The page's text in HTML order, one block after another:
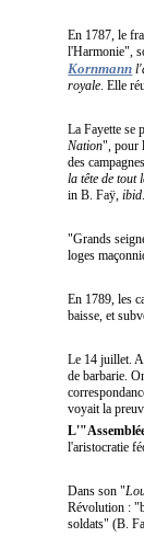
En 1787, le
l'Harmonie",
Kornmann
royale . Elle
La Fayette se
Nation", pour
des
la tête de tout
in B. Faÿ, ibid
"Grands
loges
En 1789, les
baisse, et
Le 14 juillet. A
de barbarie.
voyait la
l'aristocratie
Dans son "
Révolution :
soldats" (B.